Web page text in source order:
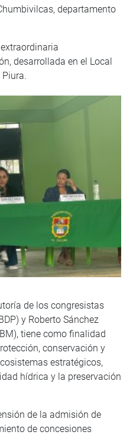
departamento
desarrollada en el Local
de los congresistas
y Roberto Sánchez
tiene como finalidad
conservación y
estratégicos,
hídrica y la preservación
de la admisión de
de concesiones